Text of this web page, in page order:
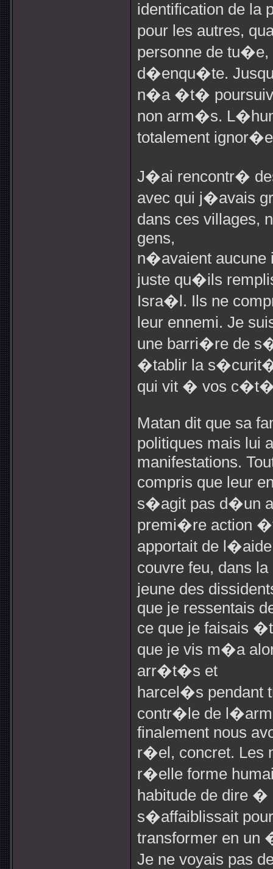
identification de
pour les autres,
personne de
d�enqu�te.
n�a �t� poursuivi
non arm�s.
totalement
J�ai rencontr�
avec qui j�avais
dans ces
gens,
n�avaient aucune
juste qu�ils
Isra�l. Ils ne
leur ennemi. Je
une barri�re de
�tablir la s�curit�
qui vit � vos
Matan dit que sa
politiques mais lui
manifestations.
compris que leur
s�agit pas d�un
premi�re action
apportait de
couvre feu, dans
jeune des
que je ressentais
ce que je faisais
que je vis m�a
arr�t�s et
harcel�s pendant
contr�le de
finalement nous
r�el, concret. Les
r�elle forme
habitude de dire
s�affaiblissait
transformer en un
Je ne voyais pas